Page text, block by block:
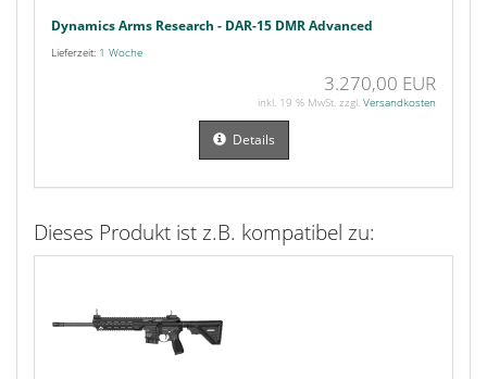
Dynamics Arms Research - DAR-15 DMR Advanced
Lieferzeit: 1 Woche
3.270,00 EUR
inkl. 19 % MwSt. zzgl. Versandkosten
Details
Dieses Produkt ist z.B. kompatibel zu: